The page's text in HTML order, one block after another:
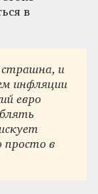
в
страшна, и
инфляции
евро
просто в